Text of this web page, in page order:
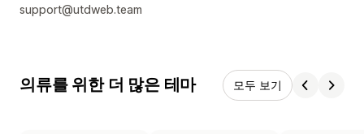
support@utdweb.team
의류를 위한 더 많은 테마 모두 보기